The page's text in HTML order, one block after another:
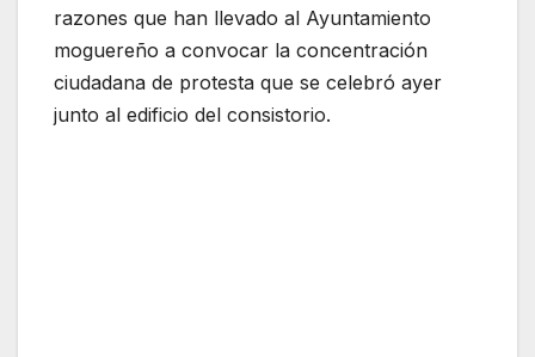
razones que han llevado al Ayuntamiento
moguereño a convocar la concentración
ciudadana de protesta que se celebró ayer
junto al edificio del consistorio.